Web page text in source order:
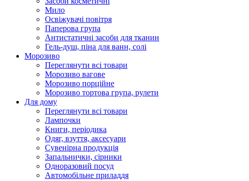
Мило
Освіжувачі повітря
Паперова група
Антистатичні засоби для тканин
Гель-душ, піна для ванн, солі
Морозиво
Переглянути всі товари
Морозиво вагове
Морозиво порційне
Морозиво тортова група, рулети
Для дому
Переглянути всі товари
Лампочки
Книги, періодика
Одяг, взуття, аксесуари
Сувенірна продукція
Запальнички, сірники
Одноразовий посуд
Автомобільне приладдя